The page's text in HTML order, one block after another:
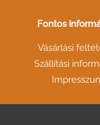
Fontos
Vásárlási
Szállítási